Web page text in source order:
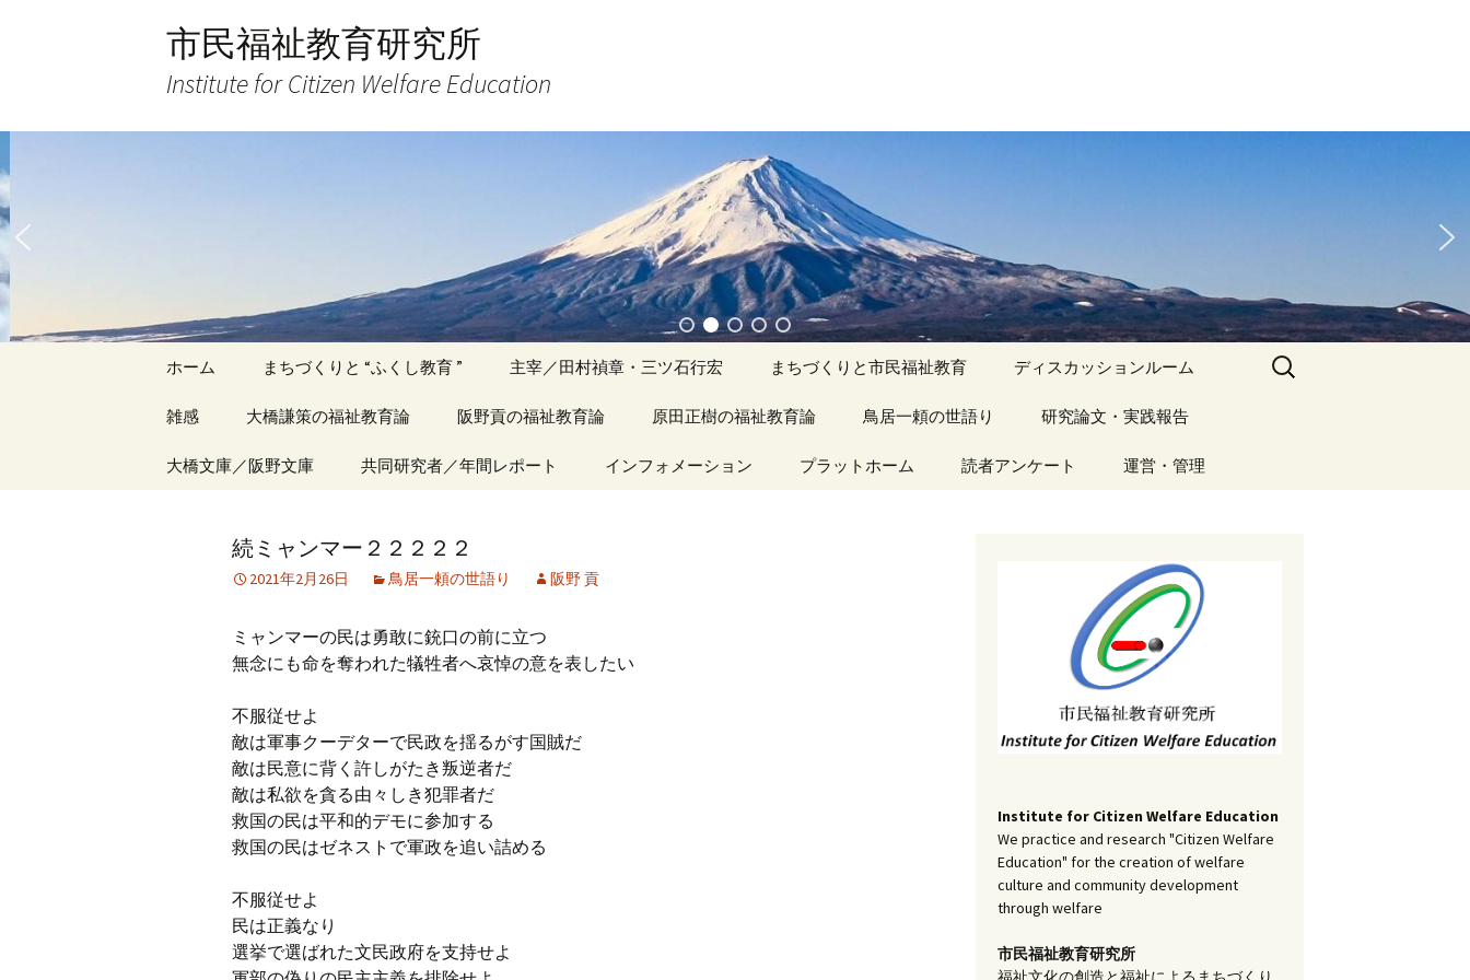
ス
キ
ッ
市民福祉教育研究所
Institute for Citizen Welfare Education
ホーム まちづくりと “ふくし教育 ” 主宰／田村禎章・三ツ石行宏 まちづくりと市民福祉教育
アーカイブ（１）
ディスカッションルーム
アーカイブ（１）
アーカイブ（４）
記事（151）～
アーカイブ（５）
記事（201）～
雑感
アーカイブ（１）
記事（51）～
アーカイブ（４）
記事（151）～
アーカイブ（５）
記事（201）～
大橋謙策の福祉教育論
アーカイブ（１）
論文
アーカイブ（４）
講演録
アーカイブ（５）
四国遍路紀行文
阪野貢の福祉教育論
アーカイブ（１）
ブックレット
アーカイブ（４）
社会福祉セミナー
研究業績
原田正樹の福祉教育論
アーカイブ（１）
鳥居一頼の世語り
アーカイブ（１）
研究論文・実践報告
アーカイブ（１）
アーカイブ（３）
調査報告
アーカイブ（４）
実践報告
アーカイブ（５）
コラム
大橋文庫／阪野文庫 共同研究者／年間レポート インフォメーション プラットホーム 読者アンケート 運営・管理
検
索:
続ミャンマー２２２２２
2021年2月26日 鳥居一頼の世語り 阪野 貢
ミャンマーの民は勇敢に銃口の前に立つ
無念にも命を奪われた犠牲者へ哀悼の意を表したい
不服従せよ
敵は軍事クーデターで民政を揺るがす国賊だ
敵は民意に背く許しがたき叛逆者だ
敵は私欲を貪る由々しき犯罪者だ
救国の民は平和的デモに参加する
救国の民はゼネストで軍政を追い詰める
不服従せよ
民は正義なり
選挙で選ばれた文民政府を支持せよ
Institute for Citizen Welfare Education
We practice and research "Citizen Welfare
Education" for the creation of welfare
culture and community development
through welfare
市民福祉教育研究所